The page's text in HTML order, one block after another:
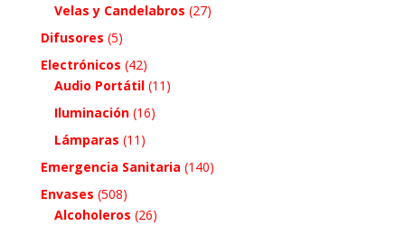
Velas y Candelabros (27)
Difusores (5)
Electrónicos (42)
Audio Portátil (11)
Iluminación (16)
Lámparas (11)
Emergencia Sanitaria (140)
Envases (508)
Alcoholeros (26)